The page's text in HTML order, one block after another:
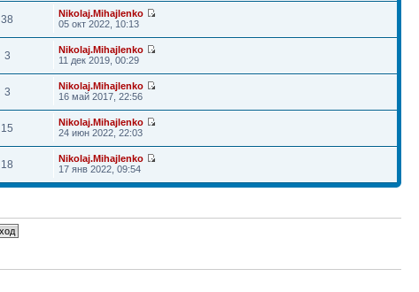
38
Nikolaj.Mihajlenko
05 окт 2022, 10:13
3
Nikolaj.Mihajlenko
11 дек 2019, 00:29
3
Nikolaj.Mihajlenko
16 май 2017, 22:56
15
Nikolaj.Mihajlenko
24 июн 2022, 22:03
18
Nikolaj.Mihajlenko
17 янв 2022, 09:54